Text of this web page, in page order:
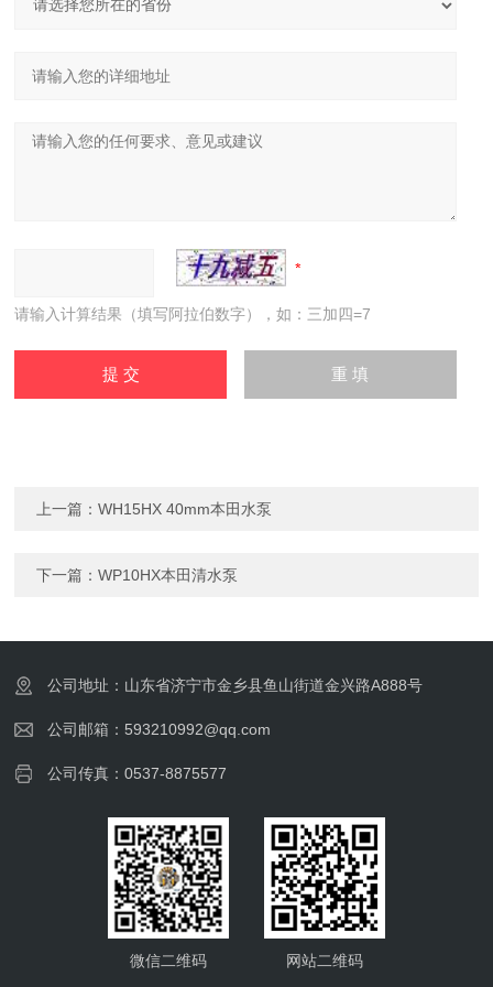
请输入计算结果（填写阿拉伯数字），如：三加四=7
上一篇：WH15HX 40mm本田水泵
下一篇：WP10HX本田清水泵
公司地址：山东省济宁市金乡县鱼山街道金兴路A888号
公司邮箱：593210992@qq.com
公司传真：0537-8875577
微信二维码 网站二维码